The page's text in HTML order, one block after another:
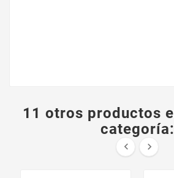
11 otros productos
categoría:
 